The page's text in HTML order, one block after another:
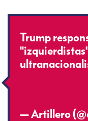
Trump
— Artillero